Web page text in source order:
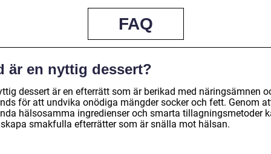
FAQ
är en nyttig dessert?
dessert är en efterrätt som är berikad med näringsämnen
för att undvika onödiga mängder socker och fett. Genom
hälsosamma ingredienser och smarta tillagningsmetoder
smakfulla efterrätter som är snälla mot hälsan.